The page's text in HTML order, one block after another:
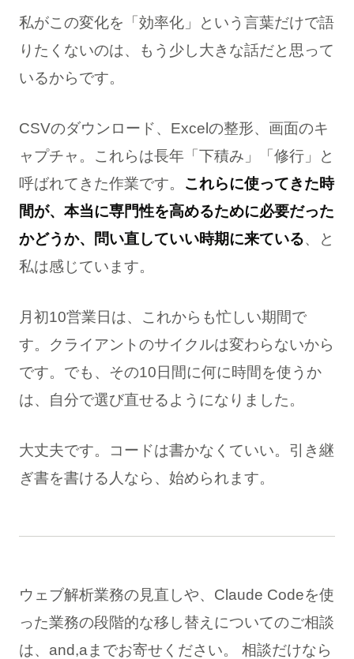
私がこの変化を「効率化」という言葉だけで語
りたくないのは、もう少し大きな話だと思って
いるからです。
CSVのダウンロード、Excelの整形、画面のキ
ャプチャ。これらは長年「下積み」「修行」と
呼ばれてきた作業です。 これらに使ってきた時
間が、本当に専門性を高めるために必要だった
かどうか、問い直していい時期に来ている、と
私は感じています。
月初10営業日は、これからも忙しい期間で
す。クライアントのサイクルは変わらないから
です。でも、その10日間に何に時間を使うか
は、自分で選び直せるようになりました。
大丈夫です。コードは書かなくていい。引き継
ぎ書を書ける人なら、始められます。
ウェブ解析業務の見直しや、Claude Codeを使
った業務の段階的な移し替えについてのご相談
は、and,aまでお寄せください。 相談だけなら